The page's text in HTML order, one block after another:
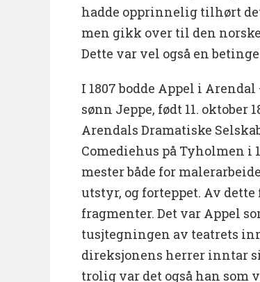
hadde opprinnelig tilhørt
men gikk over til den norske
Dette var vel også en
I 1807 bodde Appel i
sønn Jeppe, født 11. oktober
Arendals Dramatiske
Comediehus på Tyholmen i
mester både for
utstyr, og forteppet. Av
fragmenter. Det var Appel
tusjtegningen av teatrets
direksjonens herrer inntar
trolig var det også han som